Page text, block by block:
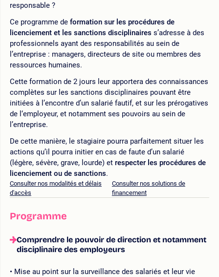
responsable ?
Ce programme de formation sur les procédures de
licenciement et les sanctions disciplinaires s’adresse à des
professionnels ayant des responsabilités au sein de
l’entreprise : managers, directeurs de site ou membres des
ressources humaines.
Cette formation de 2 jours leur apportera des connaissances
complètes sur les sanctions disciplinaires pouvant être
initiées à l’encontre d’un salarié fautif, et sur les prérogatives
de l‘employeur, et notamment ses pouvoirs au sein de
l’entreprise.
De cette manière, le stagiaire pourra parfaitement situer les
actions qu’il pourra initier en cas de faute d’un salarié
(légère, sévère, grave, lourde) et respecter les procédures de
licenciement ou de sanctions.
Consulter nos modalités et délais
d'accès
Consulter nos solutions de
financement
Programme
Comprendre le pouvoir de direction et notamment
disciplinaire des employeurs
Mise au point sur la surveillance des salariés et leur vie